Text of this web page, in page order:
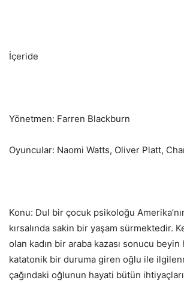
İçeride
Yönetmen: Farren Blackburn
Oyuncular: Naomi Watts, Oliver Platt,
Konu: Dul bir çocuk psikoloğu
kırsalında sakin bir yaşam sürmektedir.
olan kadın bir araba kazası sonucu beyin
katatonik bir duruma giren oğlu ile
çağındaki oğlunun hayati bütün